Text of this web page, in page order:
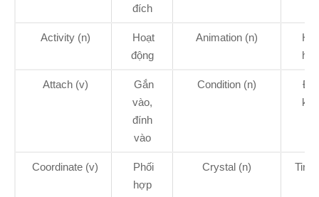
đích
Activity (n)
Hoạt
động
Animation (n)
Attach (v)
Gắn
vào,
đính
vào
Condition (n)
Coordinate (v)
Phối
hợp
Crystal (n) Tinh